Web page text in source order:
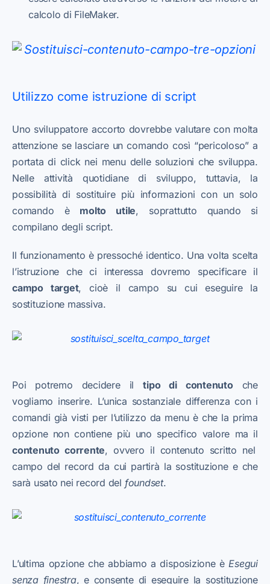
calcolo di FileMaker.
Utilizzo come istruzione di script
Uno sviluppatore accorto dovrebbe valutare con molta
attenzione se lasciare un comando così “pericoloso” a
portata di click nei menu delle soluzioni che sviluppa.
Nelle attività quotidiane di sviluppo, tuttavia, la
possibilità di sostituire più informazioni con un solo
comando è molto utile, soprattutto quando si
compilano degli script.
Il funzionamento è pressoché identico. Una volta scelta
l’istruzione che ci interessa dovremo specificare il
campo target, cioè il campo su cui eseguire la
sostituzione massiva.
Poi potremo decidere iltipo di contenutoche
vogliamo inserire. L’unica sostanziale differenza con i
comandi già visti per l’utilizzo da menu è che la prima
opzione non contiene più uno specifico valore ma il
contenuto corrente, ovvero il contenuto scritto nel
campo del record da cui partirà la sostituzione e che
sarà usato nei record del foundset.
L’ultima opzione che abbiamo a disposizione è Esegui
senza finestra, e consente di eseguire la sostituzione